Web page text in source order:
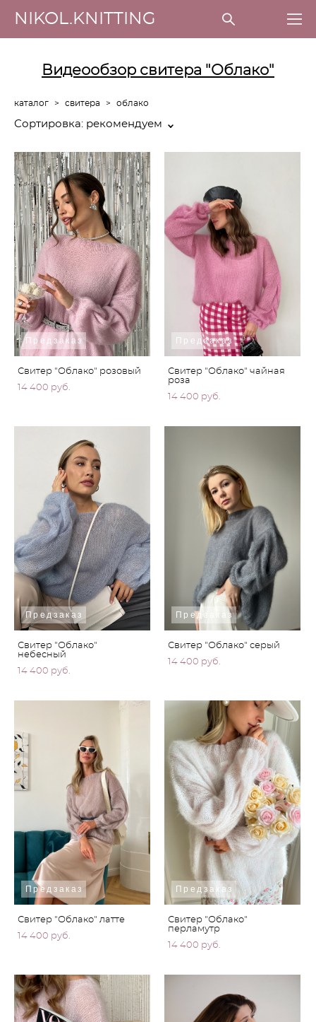
NIKOL.KNITTING
Видеообзор свитера "Облако"
каталог > свитера > облако
Сортировка: рекомендуем
Предзаказ
Свитер "Облако" розовый
14 400 pуб.
Предзаказ
Свитер "Облако" чайная
роза
14 400 pуб.
Предзаказ
Свитер "Облако"
небесный
14 400 pуб.
Предзаказ
Свитер "Облако" серый
14 400 pуб.
Предзаказ
Свитер "Облако" латте
14 400 pуб.
Предзаказ
Свитер "Облако"
перламутр
14 400 pуб.